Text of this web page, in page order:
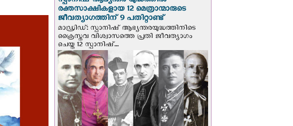
രക്തസാക്ഷികളായ 12 മെത്രാന്മാരുടെ
ജീവത്യാഗത്തിന് 9 പതിറ്റാണ്ട്
മാഡ്രിഡ്: സ്പാനിഷ് ആഭ്യന്തരയുദ്ധത്തിനിടെ
ക്രൈസ്തവ വിശ്വാസത്തെ പ്രതി ജീവത്യാഗം
ചെയ്ത 12 സ്പാനിഷ്...